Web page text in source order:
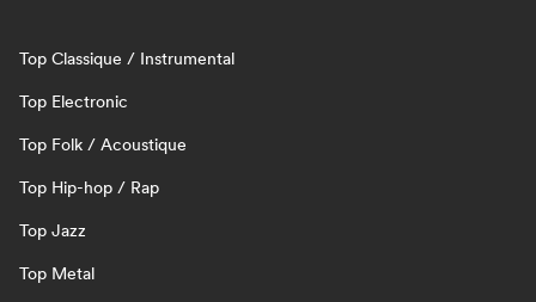
Top Classique / Instrumental
Top Electronic
Top Folk / Acoustique
Top Hip-hop / Rap
Top Jazz
Top Metal